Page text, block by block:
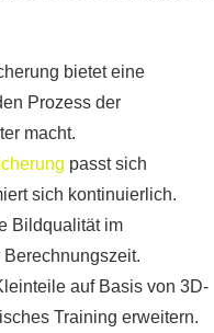
bietet eine
Prozess der
macht.
passt sich
sich kontinuierlich.
Bildqualität im
auf Basis von 3D-
Training erweitern.